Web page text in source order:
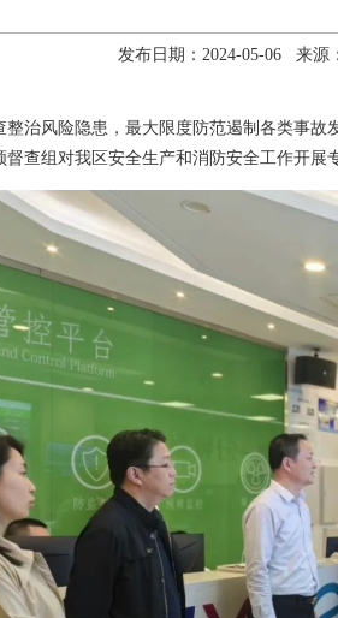
发布日期：2024-05-06 来源
整治风险隐患，最大限度防范遏制各类事
督查组对我区安全生产和消防安全工作开展